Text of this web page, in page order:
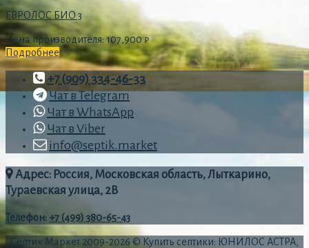
ЕВРОЛОС БИО 3
Цена производителя:107,900₽
Подробнее
+7 (909) 334-46-33
Чат в Telegram
Чат в WhatsApp
Чат в Viber
info@septik.market
Адрес: Россия, Московская область, Лыткарино,
Тураевская улица, 2В
Телефон: +7 (499) 380-65-43
Септик Маркет 2009-2026 © Купить септики: ЮНИЛОС АСТРА,